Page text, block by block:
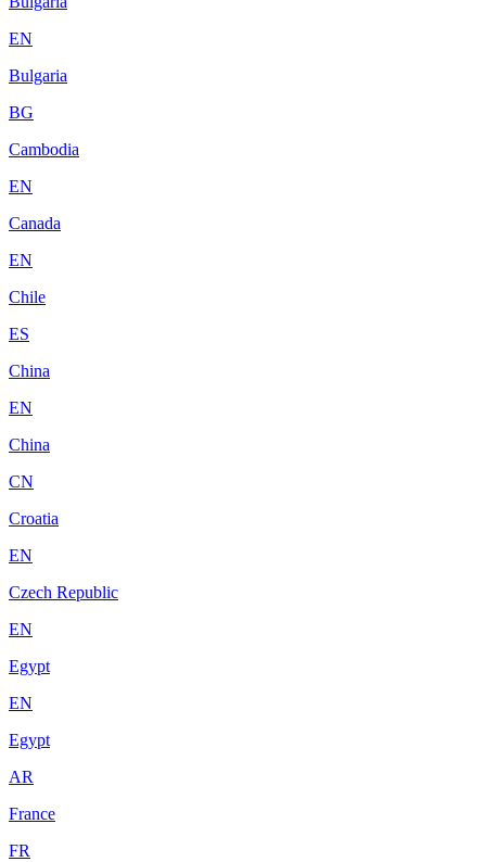
EN
Bulgaria
BG
Cambodia
EN
Canada
EN
Chile
ES
China
EN
China
CN
Croatia
EN
Czech Republic
EN
Egypt
EN
Egypt
AR
France
FR